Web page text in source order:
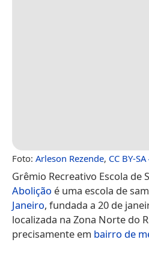
Foto: Arleson Rezende, CC BY-
Grêmio Recreativo Escola de
Abolição é uma escola de
Janeiro, fundada a 20 de
localizada na Zona Norte do
precisamente em bairro de